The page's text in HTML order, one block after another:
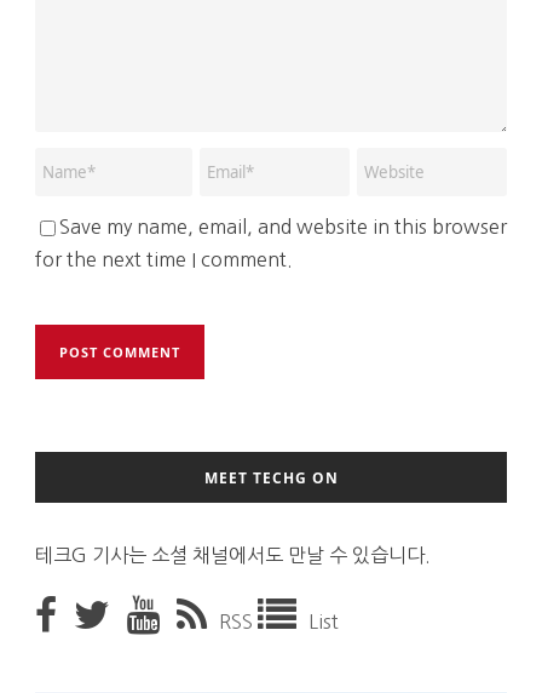
Save my name, email, and website in this browser
for the next time I comment.
MEET TECHG ON
테크G 기사는 소셜 채널에서도 만날 수 있습니다.
RSS List